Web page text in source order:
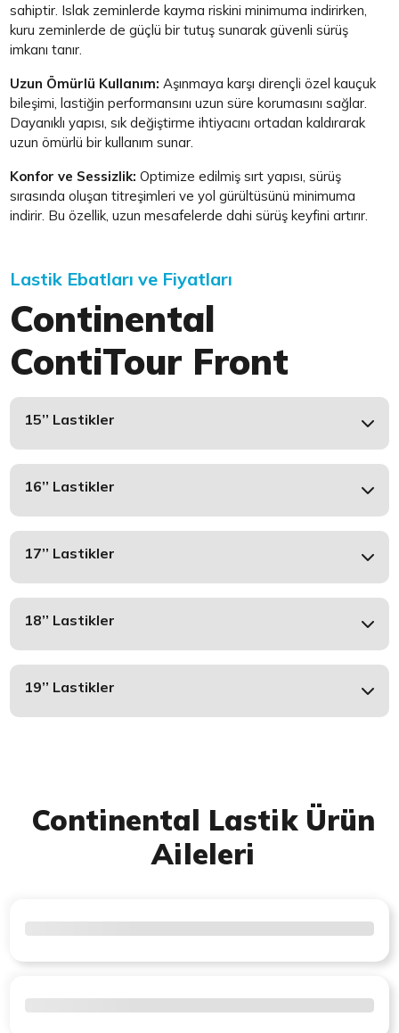
sahiptir. Islak zeminlerde kayma riskini minimuma indirirken,
kuru zeminlerde de güçlü bir tutuş sunarak güvenli sürüş
imkanı tanır.
Uzun Ömürlü Kullanım:Aşınmaya karşı dirençli özel kauçuk
bileşimi, lastiğin performansını uzun süre korumasını sağlar.
Dayanıklı yapısı, sık değiştirme ihtiyacını ortadan kaldırarak
uzun ömürlü bir kullanım sunar.
Konfor ve Sessizlik:Optimize edilmiş sırt yapısı, sürüş
sırasında oluşan titreşimleri ve yol gürültüsünü minimuma
indirir. Bu özellik, uzun mesafelerde dahi sürüş keyfini artırır.
Lastik Ebatları ve Fiyatları
Continental
ContiTour Front
15’’ Lastikler
16’’ Lastikler
17’’ Lastikler
18’’ Lastikler
19’’ Lastikler
Continental Lastik Ürün
Aileleri